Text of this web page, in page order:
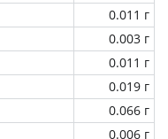
0.011 г
0.003 г
0.011 г
0.019 г
0.066 г
0.006 г